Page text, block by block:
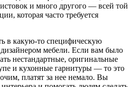
и много другого — всей той
которая часто требуется
в какую-то специфическую
мебели. Если вам было
нестандартные, оригинальные
и кухонные гарнитуры — то это
платят за нее немало. Вы